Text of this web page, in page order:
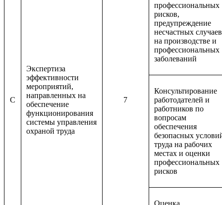
C
Экспертиза
эффективности
мероприятий,
направленных на
обеспечение
функционирования
системы управления
охраной труда
7
профессиональных
рисков,
предупреждение
несчастных случаев
на производстве и
профессиональных
заболеваний
Консультирование
работодателей и
работников по
вопросам
обеспечения
безопасных
труда на рабочих
местах и оценки
профессиональных
рисков
Оценка